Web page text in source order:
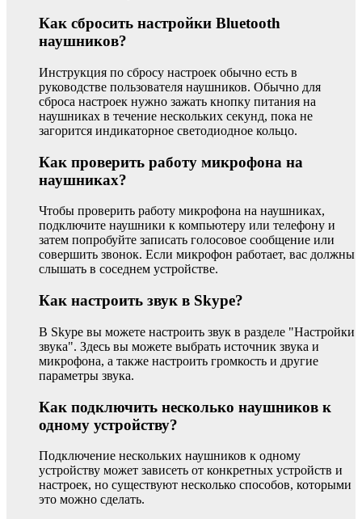
Как сбросить настройки Bluetooth
наушников?
Инструкция по сбросу настроек обычно есть в
руководстве пользователя наушников. Обычно для
сброса настроек нужно зажать кнопку питания на
наушниках в течение нескольких секунд, пока не
загорится индикаторное светодиодное кольцо.
Как проверить работу микрофона на
наушниках?
Чтобы проверить работу микрофона на наушниках,
подключите наушники к компьютеру или телефону и
затем попробуйте записать голосовое сообщение или
совершить звонок. Если микрофон работает, вас должны
слышать в соседнем устройстве.
Как настроить звук в Skype?
В Skype вы можете настроить звук в разделе "Настройки
звука". Здесь вы можете выбрать источник звука и
микрофона, а также настроить громкость и другие
параметры звука.
Как подключить несколько наушников к
одному устройству?
Подключение нескольких наушников к одному
устройству может зависеть от конкретных устройств и
настроек, но существуют несколько способов, которыми
это можно сделать.